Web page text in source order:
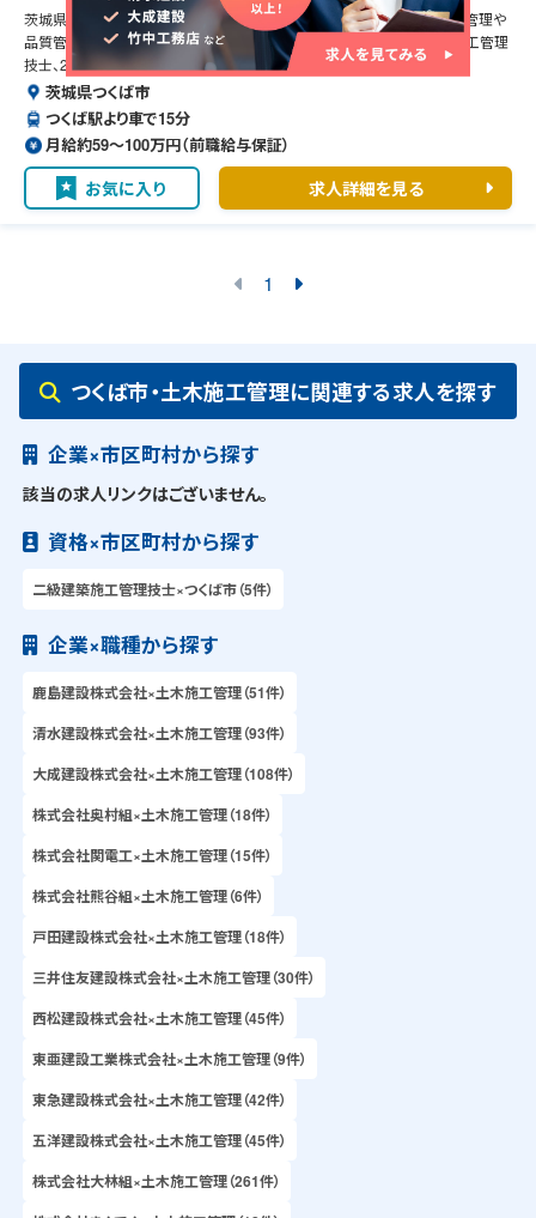
茨城県つくば市の道路新築工事に伴う土木施工管理のお仕事です。安全管理や
品質管理、工程管理などの管理補助業務を担当して頂きます。1級土木施工管理
技士、2級舗装施工管理技術者の資格必須となります。
茨城県つくば市
つくば駅より車で15分
月給約59〜100万円（前職給与保証）
お気に入り 求人詳細を見る
1
つくば市・土木施工管理に関連する求人を探す
企業×市区町村から探す
該当の求人リンクはございません。
資格×市区町村から探す
二級建築施工管理技士×つくば市（5件）
企業×職種から探す
鹿島建設株式会社×土木施工管理（51件）
清水建設株式会社×土木施工管理（93件）
大成建設株式会社×土木施工管理（108件）
株式会社奥村組×土木施工管理（18件）
株式会社関電工×土木施工管理（15件）
株式会社熊谷組×土木施工管理（6件）
戸田建設株式会社×土木施工管理（18件）
三井住友建設株式会社×土木施工管理（30件）
西松建設株式会社×土木施工管理（45件）
東亜建設工業株式会社×土木施工管理（9件）
東急建設株式会社×土木施工管理（42件）
五洋建設株式会社×土木施工管理（45件）
株式会社大林組×土木施工管理（261件）